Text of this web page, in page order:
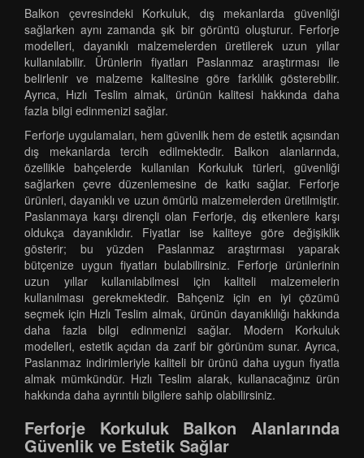
Balkon çevresindeki Korkuluk, dış mekanlarda güvenliği
sağlarken aynı zamanda şık bir görüntü oluşturur. Ferforje
modelleri, dayanıklı malzemelerden üretilerek uzun yıllar
kullanılabilir. Ürünlerin fiyatları Paslanmaz araştırması ile
belirlenir ve malzeme kalitesine göre farklılık gösterebilir.
Ayrıca, Hızlı Teslim almak, ürünün kalitesi hakkında daha
fazla bilgi edinmenizi sağlar.
Ferforje uygulamaları, hem güvenlik hem de estetik açısından
dış mekanlarda tercih edilmektedir. Balkon alanlarında,
özellikle bahçelerde kullanılan Korkuluk türleri, güvenliği
sağlarken çevre düzenlemesine de katkı sağlar. Ferforje
ürünleri, dayanıklı ve uzun ömürlü malzemelerden üretilmiştir.
Paslanmaya karşı dirençli olan Ferforje, dış etkenlere karşı
oldukça dayanıklıdır. Fiyatlar ise kaliteye göre değişiklik
gösterir; bu yüzden Paslanmaz araştırması yaparak
bütçenize uygun fiyatları bulabilirsiniz. Ferforje ürünlerinin
uzun yıllar kullanılabilmesi için kaliteli malzemelerin
kullanılması gerekmektedir. Bahçeniz için en iyi çözümü
seçmek için Hızlı Teslim almak, ürünün dayanıklılığı hakkında
daha fazla bilgi edinmenizi sağlar. Modern Korkuluk
modelleri, estetik açıdan da zarif bir görünüm sunar. Ayrıca,
Paslanmaz indirimleriyle kaliteli bir ürünü daha uygun fiyatla
almak mümkündür. Hızlı Teslim alarak, kullanacağınız ürün
hakkında daha ayrıntılı bilgilere sahip olabilirsiniz.
Ferforje Korkuluk Balkon Alanlarında
Güvenlik ve Estetik Sağlar